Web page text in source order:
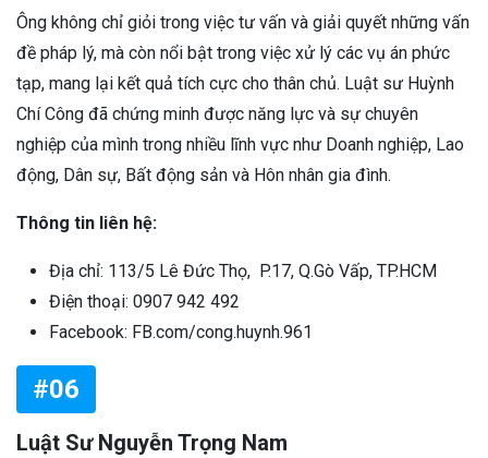
Ông không chỉ giỏi trong việc tư vấn và giải quyết những vấn
đề pháp lý, mà còn nổi bật trong việc xử lý các vụ án phức
tạp, mang lại kết quả tích cực cho thân chủ. Luật sư Huỳnh
Chí Công đã chứng minh được năng lực và sự chuyên
nghiệp của mình trong nhiều lĩnh vực như Doanh nghiệp, Lao
động, Dân sự, Bất động sản và Hôn nhân gia đình.
Thông tin liên hệ:
Địa chỉ: 113/5 Lê Đức Thọ, P.17, Q.Gò Vấp, TP.HCM
Điện thoại: 0907 942 492
Facebook: FB.com/cong.huynh.961
#06
Luật Sư Nguyễn Trọng Nam